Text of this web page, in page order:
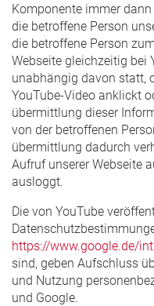
Komponente immer
die betroffene Person
die betroffene Person
Webseite gleichzeitig bei
unabhängig davon statt,
YouTube-Video anklickt
übermittlung dieser
von der betroffenen
übermittlung dadurch
Aufruf unserer Webseite
ausloggt.
Die von YouTube
https://www.google.de/
sind, geben Aufschluss
und Nutzung
und Google.